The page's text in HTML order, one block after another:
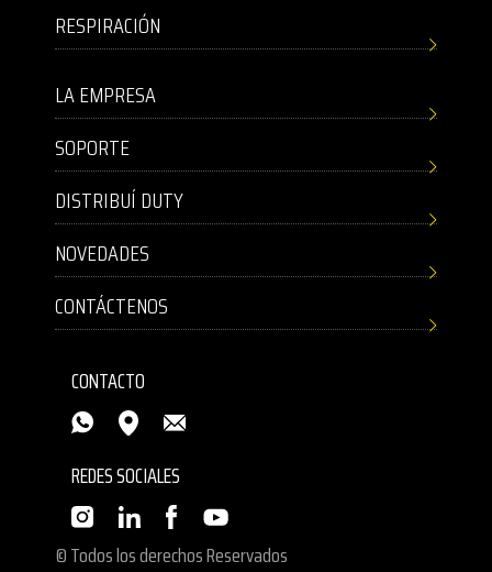
RESPIRACIÓN
LA EMPRESA
SOPORTE
DISTRIBUÍ DUTY
NOVEDADES
CONTÁCTENOS
CONTACTO
REDES SOCIALES
© Todos los derechos Reservados